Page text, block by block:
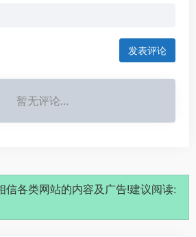
发表评论
暂无评论...
信各类网站的内容及广告!建议阅读: